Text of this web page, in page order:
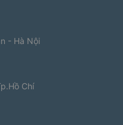
- Hà Nội
Chí